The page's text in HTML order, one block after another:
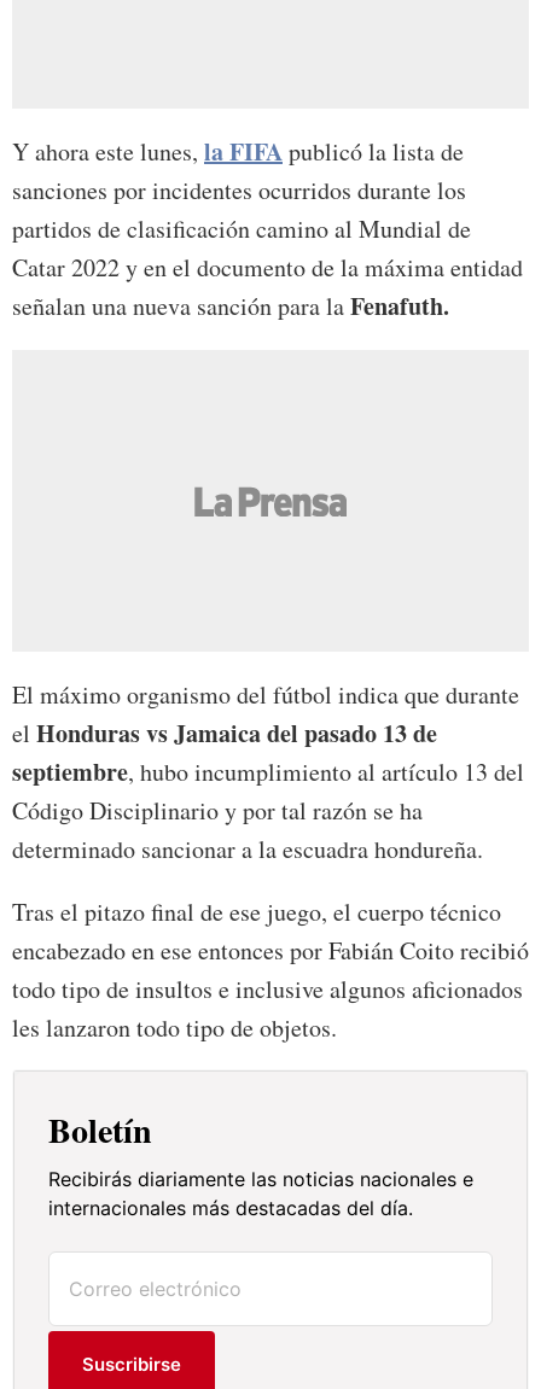
Y ahora este lunes, la FIFApublicó la lista de
sanciones por incidentes ocurridos durante los
partidos de clasificación camino al Mundial de
Catar 2022 y en el documento de la máxima entidad
señalan una nueva sanción para laFenafuth.
El máximo organismo del fútbol indica que durante
el Honduras vs Jamaica del pasado 13 de
septiembre, hubo incumplimiento al artículo 13 del
Código Disciplinario y por tal razón se ha
determinado sancionar a la escuadra hondureña.
Tras el pitazo final de ese juego, el cuerpo técnico
encabezado en ese entonces por Fabián Coito recibió
todo tipo de insultos e inclusive algunos aficionados
les lanzaron todo tipo de objetos.
Boletín
Recibirás diariamente las noticias nacionales e
internacionales más destacadas del día.
Suscribirse